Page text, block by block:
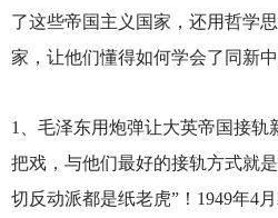
了这些帝国主义国家，还用哲学
家，让他们懂得如何学会了同新中
1
、毛泽东用炮弹让大英帝国接
把戏，与他们最好的接轨方式就
切反动派都是纸老虎”！1949年4